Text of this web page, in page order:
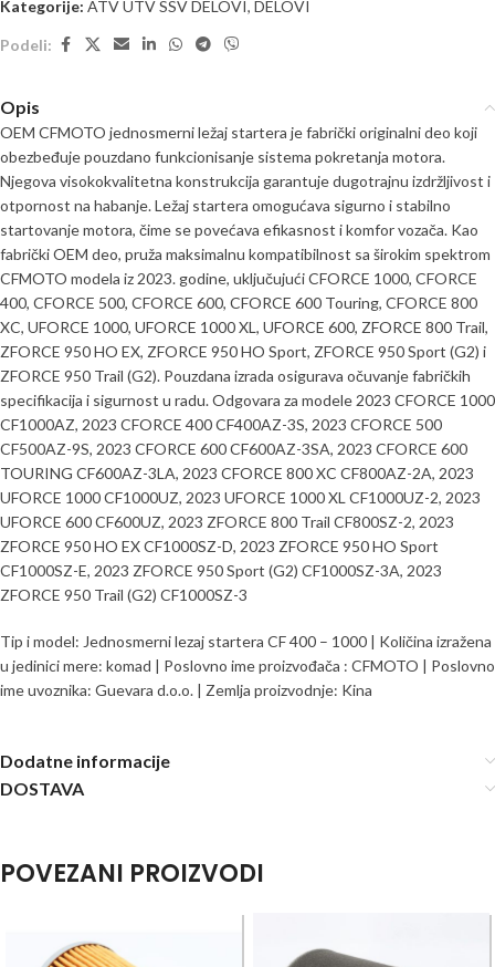
Kategorije: ATV UTV SSV DELOVI, DELOVI
Podeli:
Opis
OEM CFMOTO jednosmerni ležaj startera je fabrički originalni deo koji
obezbeđuje pouzdano funkcionisanje sistema pokretanja motora.
Njegova visokokvalitetna konstrukcija garantuje dugotrajnu izdržljivost i
otpornost na habanje. Ležaj startera omogućava sigurno i stabilno
startovanje motora, čime se povećava efikasnost i komfor vozača. Kao
fabrički OEM deo, pruža maksimalnu kompatibilnost sa širokim spektrom
CFMOTO modela iz 2023. godine, uključujući CFORCE 1000, CFORCE
400, CFORCE 500, CFORCE 600, CFORCE 600 Touring, CFORCE 800
XC, UFORCE 1000, UFORCE 1000 XL, UFORCE 600, ZFORCE 800 Trail,
ZFORCE 950 HO EX, ZFORCE 950 HO Sport, ZFORCE 950 Sport (G2) i
ZFORCE 950 Trail (G2). Pouzdana izrada osigurava očuvanje fabričkih
specifikacija i sigurnost u radu. Odgovara za modele 2023 CFORCE 1000
CF1000AZ, 2023 CFORCE 400 CF400AZ-3S, 2023 CFORCE 500
CF500AZ-9S, 2023 CFORCE 600 CF600AZ-3SA, 2023 CFORCE 600
TOURING CF600AZ-3LA, 2023 CFORCE 800 XC CF800AZ-2A, 2023
UFORCE 1000 CF1000UZ, 2023 UFORCE 1000 XL CF1000UZ-2, 2023
UFORCE 600 CF600UZ, 2023 ZFORCE 800 Trail CF800SZ-2, 2023
ZFORCE 950 HO EX CF1000SZ-D, 2023 ZFORCE 950 HO Sport
CF1000SZ-E, 2023 ZFORCE 950 Sport (G2) CF1000SZ-3A, 2023
ZFORCE 950 Trail (G2) CF1000SZ-3
Tip i model: Jednosmerni lezaj startera CF 400 – 1000 | Količina izražena
u jedinici mere: komad | Poslovno ime proizvođača : CFMOTO | Poslovno
ime uvoznika: Guevara d.o.o. | Zemlja proizvodnje: Kina
Dodatne informacije
DOSTAVA
POVEZANI PROIZVODI